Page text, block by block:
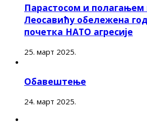
Парастосом и полагањем
Леосавићу обележена
почетка НАТО агресије
25. март 2025.
Обавештење
24. март 2025.